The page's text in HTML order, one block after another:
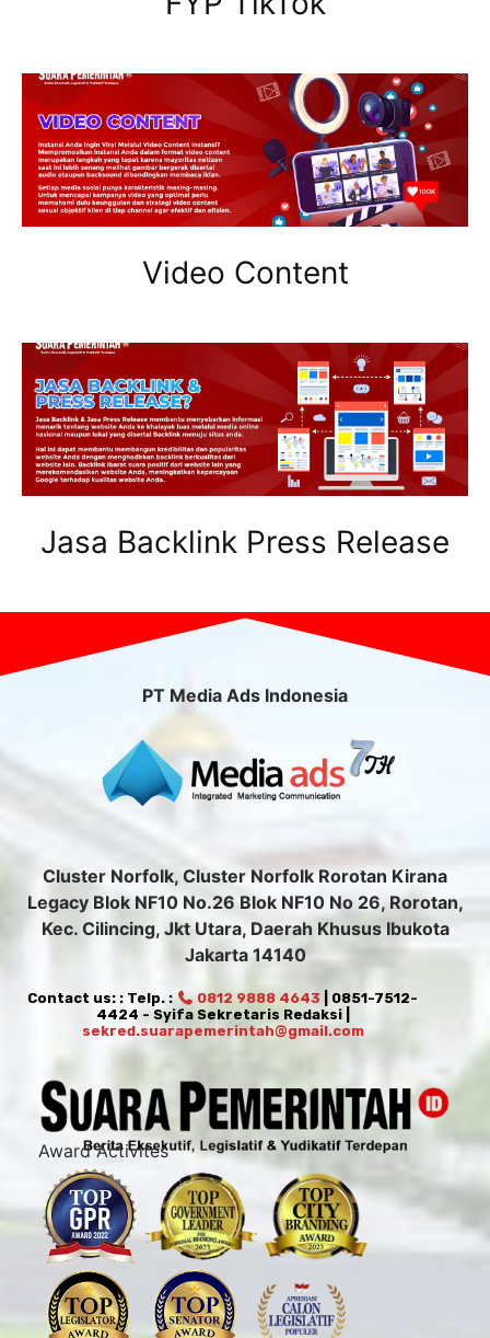
Video Content
Jasa Backlink Press Release
PT Media Ads Indonesia
Cluster Norfolk, Cluster Norfolk Rorotan Kirana
Legacy Blok NF10 No.26 Blok NF10 No 26, Rorotan,
Kec. Cilincing, Jkt Utara, Daerah Khusus Ibukota
Jakarta 14140
Contact us: : Telp. : 0812 9888 4643 | 0851-7512-
4424 - Syifa Sekretaris Redaksi |
sekred.suarapemerintah@gmail.com
Award Activites